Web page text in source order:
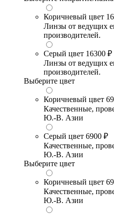
Коричневый цвет
Линзы от ведущих
производителей.
Серый цвет 16300 ₽
Линзы от ведущих
производителей.
Выберите цвет
Коричневый цвет
Качественные,
Ю.-В. Азии
Серый цвет 6900 ₽
Качественные,
Ю.-В. Азии
Выберите цвет
Коричневый цвет
Качественные,
Ю.-В. Азии